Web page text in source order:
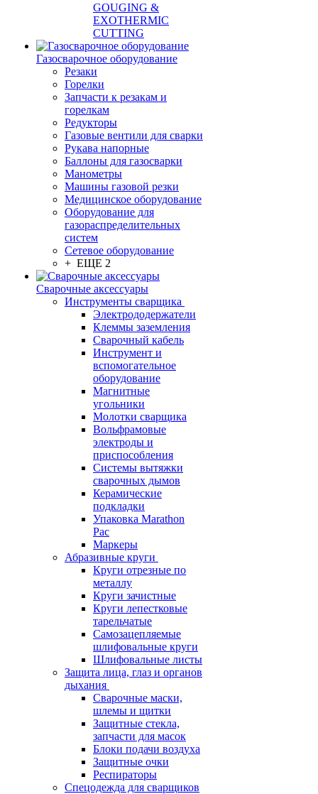
GOUGING &
EXOTHERMIC
CUTTING
Газосварочное оборудование
Резаки
Горелки
Запчасти к резакам и
горелкам
Редукторы
Газовые вентили для сварки
Рукава напорные
Баллоны для газосварки
Манометры
Машины газовой резки
Медицинское оборудование
Оборудование для
газораспределительных
систем
Сетевое оборудование
+ ЕЩЕ 2
Сварочные аксессуары
Инструменты сварщика
Электрододержатели
Клеммы заземления
Сварочный кабель
Инструмент и
вспомогательное
оборудование
Магнитные
угольники
Молотки сварщика
Вольфрамовые
электроды и
приспособления
Системы вытяжки
сварочных дымов
Керамические
подкладки
Упаковка Marathon
Pac
Маркеры
Абразивные круги
Круги отрезные по
металлу
Круги зачистные
Круги лепестковые
тарельчатые
Самозацепляемые
шлифовальные круги
Шлифовальные листы
Защита лица, глаз и органов
дыхания
Сварочные маски,
шлемы и щитки
Защитные стекла,
запчасти для масок
Блоки подачи воздуха
Защитные очки
Респираторы
Спецодежда для сварщиков